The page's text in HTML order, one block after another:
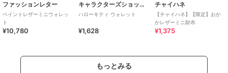
ファッションレター
ペイントレザーミニウォレッ
ト
¥10,780
キャラクターズショップ ラフラフ
ハローキティ ウォレット
¥1,628
チャイハネ
【チャイハネ】【限定】おか
かレザーミニ財布
¥1,375
もっとみる